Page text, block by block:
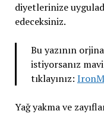
diyetlerinize
edeceksiniz.
Bu yazının
istiyorsanız
tıklayınız:
Yağ yakma ve